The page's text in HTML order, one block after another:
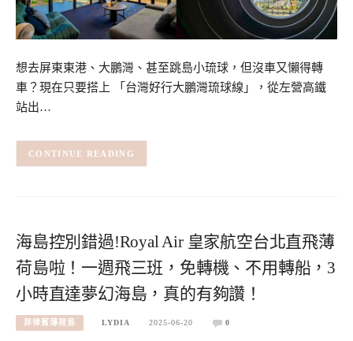
想去屏東東港、大鵬灣、甚至跳島小琉球，但沒車又懶得轉
車？現在只要搭上 「台灣好行大鵬灣琉球線」，從左營高鐵
站出…
CONTINUE READING
海島控別錯過!Royal Air 皇家航空台北直飛薄
荷島啦！一週飛三班，免轉機、不用轉船，3
小時直達夢幻海島，真的有夠讚！
菲律賓薄荷島 LYDIA 2025-06-20 0